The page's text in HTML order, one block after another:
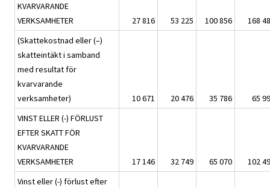
KVARVARANDE
VERKSAMHETER
27 816 53 225 100 856
168
(Skattekostnad eller (–)
skatteintäkt i samband
med resultat för
kvarvarande
verksamheter)
10 671 20 476 35 786
65
VINST ELLER (-) FÖRLUST
EFTER SKATT FÖR
KVARVARANDE
VERKSAMHETER
17 146 32 749 65 070
102
Vinst eller (-) förlust efter